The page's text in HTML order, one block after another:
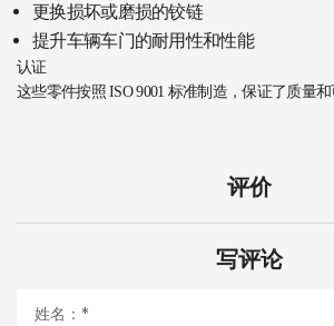
更换损坏或磨损的铰链
提升车辆车门的耐用性和性能
认证
这些零件按照 ISO 9001 标准制造，保证了质量和
评价
写评论